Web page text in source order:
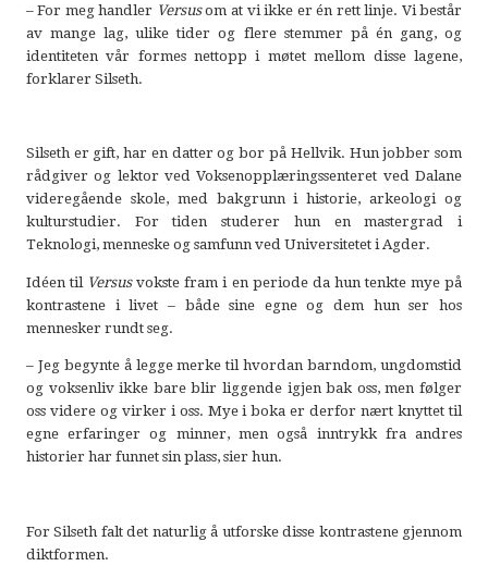
– For meg handler Versusom at vi ikke er én rett linje. Vi består
av mange lag, ulike tider og flere stemmer på én gang, og
identiteten vår formes nettopp i møtet mellom disse lagene,
forklarer Silseth.
Silseth er gift, har en datter og bor på Hellvik. Hun jobber som
rådgiver og lektor ved Voksenopplæringssenteret ved Dalane
videregående skole, med bakgrunn i historie, arkeologi og
kulturstudier. For tiden studerer hun en mastergrad i
Teknologi, menneske og samfunn ved Universitetet i Agder.
Idéen til Versusvokste fram i en periode da hun tenkte mye på
kontrastene i livet – både sine egne og dem hun ser hos
mennesker rundt seg.
– Jeg begynte å legge merke til hvordan barndom, ungdomstid
og voksenliv ikke bare blir liggende igjen bak oss, men følger
oss videre og virker i oss. Mye i boka er derfor nært knyttet til
egne erfaringer og minner, men også inntrykk fra andres
historier har funnet sin plass, sier hun.
For Silseth falt det naturlig å utforske disse kontrastene gjennom
diktformen.